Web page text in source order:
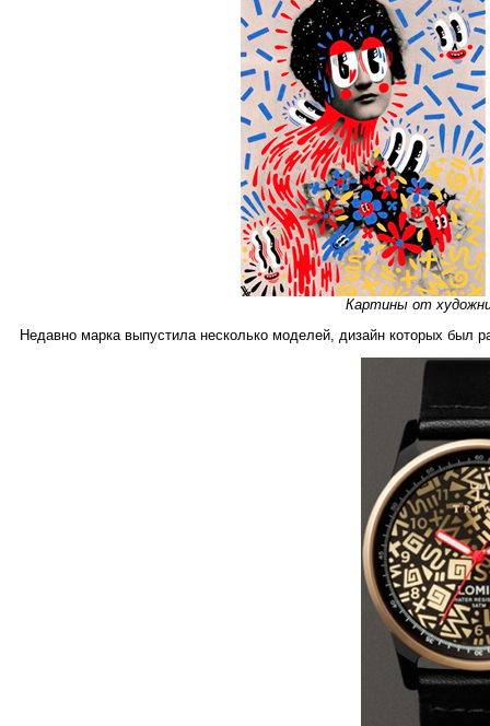
Картины от
Недавно марка выпустила несколько моделей, дизайн которых был